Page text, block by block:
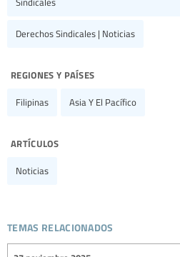
Derechos Sindicales | Noticias
regiones y países
Filipinas Asia Y El Pacífico
artículos
Noticias
temas relacionados